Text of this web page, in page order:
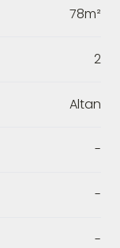
78m²
2
Altan
-
-
-